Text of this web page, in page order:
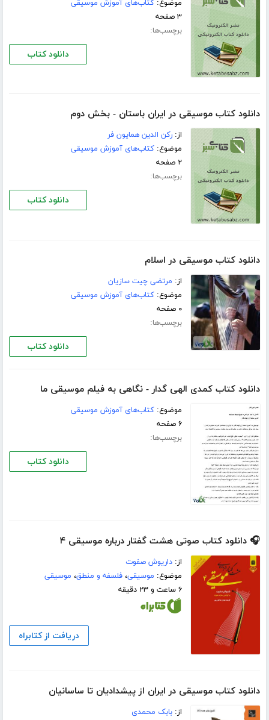
موضوع: کتاب‌های آموزش موسیقی
۳ صفحه
برچسب‌ها:
دانلود کتاب
دانلود کتاب موسیقی در ایران باستان - بخش دوم
از:رکن الدین همایون فر
موضوع:کتاب‌های آموزش موسیقی
۲ صفحه
برچسب‌ها:
دانلود کتاب
دانلود کتاب موسیقی در اسلام
از: مرتضی چیت سازیان
موضوع:کتاب‌های آموزش موسیقی
۰ صفحه
برچسب‌ها:
دانلود کتاب
دانلود کتاب کمدی الهی گدار - نگاهی به فیلم موسیقی ما
موضوع:کتاب‌های آموزش موسیقی
۶ صفحه
برچسب‌ها:
دانلود کتاب
🎧 دانلود کتاب صوتی هشت گفتار درباره‌ موسیقی ۴
از:داریوش صفوت
موضوع: موسیقی،فلسفه و منطق، موسیقی
۶ ساعت و ۲۳ دقیقه
دریافت از کتابراه
دانلود کتاب موسیقی در ایران از پیشدادیان تا ساسانیان
از:بابک محمدی